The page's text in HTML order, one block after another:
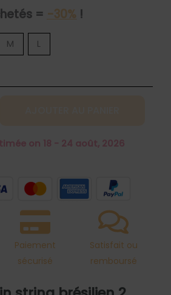
= -30% !
M L
on 18 - 24 août, 2026
Paiement
sécurisé
Satisfait ou
remboursé